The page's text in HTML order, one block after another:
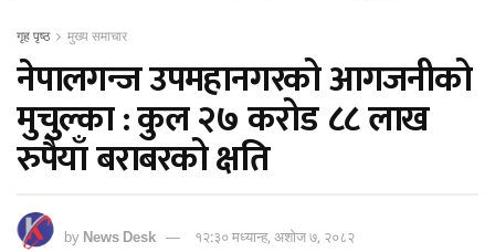
गृह पृष्ठ मुख्य समाचार
नेपालगन्ज उपमहानगरको आगजनीको
मुचुल्का : कुल २७ करोड ८८ लाख
रुपैयाँ बराबरको क्षति
byNews Desk १२:३० मध्यान्ह, अशोज ७, २०८२